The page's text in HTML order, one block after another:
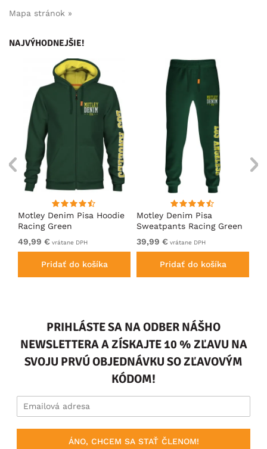
Mapa stránok »
NAJVÝHODNEJŠIE!
Motley Denim Pisa Hoodie
Racing Green
49,99 € vrátane DPH
Pridať do košíka
Motley Denim Pisa
Sweatpants Racing Green
39,99 € vrátane DPH
Pridať do košíka
PRIHLÁSTE SA NA ODBER NÁŠHO
NEWSLETTERA A ZÍSKAJTE 10 % ZĽAVU NA
SVOJU PRVÚ OBJEDNÁVKU SO ZĽAVOVÝM
KÓDOM!
ÁNO, CHCEM SA STAŤ ČLENOM!